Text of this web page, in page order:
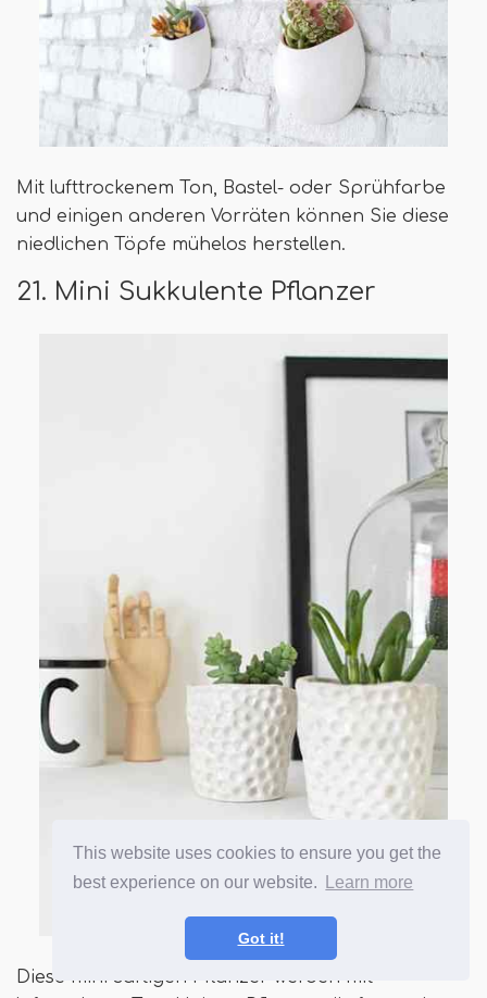
This website uses cookies to ensure you get the
best experience on our website.
Learn more
Got it!
Mit lufttrockenem Ton, Bastel- oder Sprühfarbe
und einigen anderen Vorräten können Sie diese
niedlichen Töpfe mühelos herstellen.
21. Mini Sukkulente Pflanzer
Diese mini-saftigen Pflanzer werden mit